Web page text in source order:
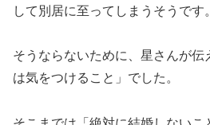
して別居に至ってしまうそうです。
そうならないために、星さんが伝
は気をつけること」でした。